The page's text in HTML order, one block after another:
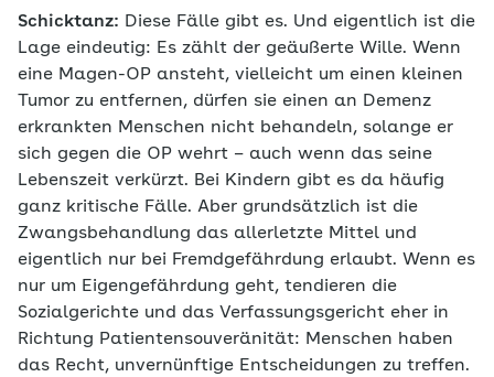
Schicktanz: Diese Fälle gibt es. Und eigentlich ist die
Lage eindeutig: Es zählt der geäußerte Wille. Wenn
eine Magen-OP ansteht, vielleicht um einen kleinen
Tumor zu entfernen, dürfen sie einen an Demenz
erkrankten Menschen nicht behandeln, solange er
sich gegen die OP wehrt – auch wenn das seine
Lebenszeit verkürzt. Bei Kindern gibt es da häufig
ganz kritische Fälle. Aber grundsätzlich ist die
Zwangsbehandlung das allerletzte Mittel und
eigentlich nur bei Fremdgefährdung erlaubt. Wenn es
nur um Eigengefährdung geht, tendieren die
Sozialgerichte und das Verfassungsgericht eher in
Richtung Patientensouveränität: Menschen haben
das Recht, unvernünftige Entscheidungen zu treffen.